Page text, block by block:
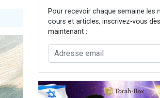
Pour recevoir chaque semaine les
cours et articles, inscrivez-vous dès
maintenant :